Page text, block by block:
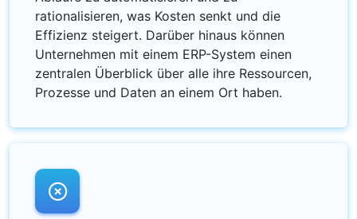
rationalisieren, was Kosten senkt und die
Effizienz steigert. Darüber hinaus können
Unternehmen mit einem ERP-System einen
zentralen Überblick über alle ihre Ressourcen,
Prozesse und Daten an einem Ort haben.